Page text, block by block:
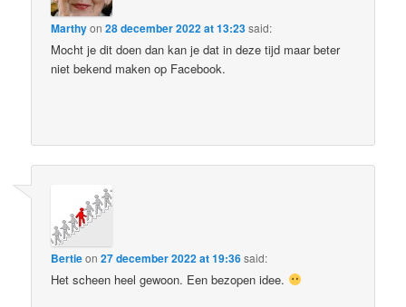
Marthyon28 december 2022 at 13:23said:
Mocht je dit doen dan kan je dat in deze tijd maar beter
niet bekend maken op Facebook.
Bertieon27 december 2022 at 19:36said:
Het scheen heel gewoon. Een bezopen idee.